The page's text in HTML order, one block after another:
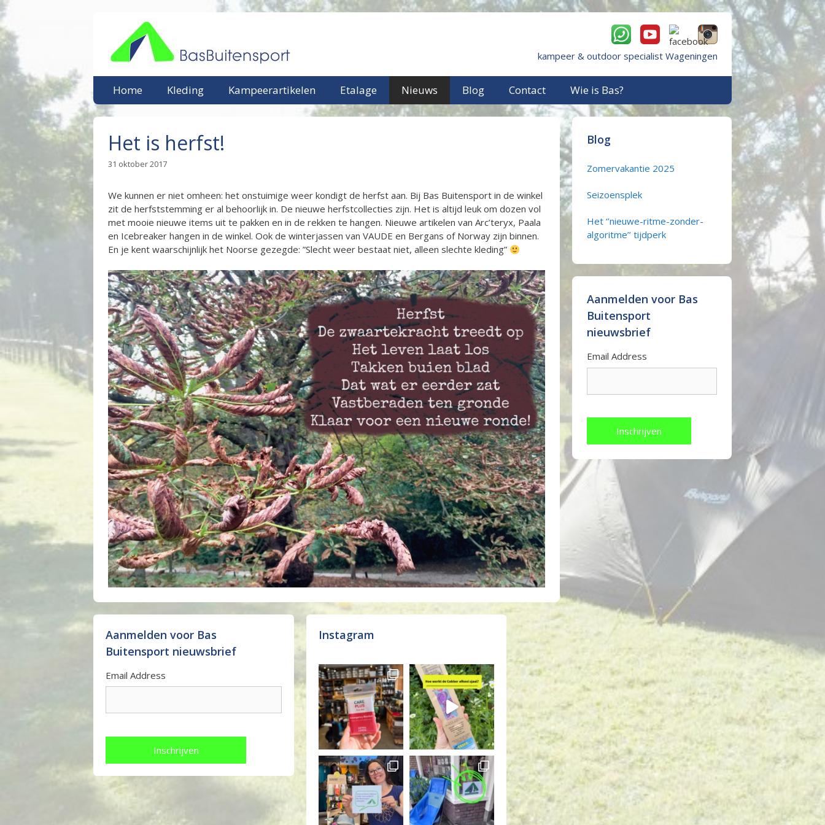
Ga
naar
de
inhoud
kampeer & outdoor specialist Wageningen
Home Kleding Kampeerartikelen Etalage Nieuws Blog Contact Wie is Bas?
Het is herfst!
31 oktober 2017
We kunnen er niet omheen: het onstuimige weer kondigt de herfst aan. Bij Bas Buitensport in de winkel
zit de herfststemming er al behoorlijk in. De nieuwe herfstcollecties zijn. Het is altijd leuk om dozen vol
met mooie nieuwe items uit te pakken en in de rekken te hangen. Nieuwe artikelen van Arc’teryx, Paala
en Icebreaker hangen in de winkel. Ook de winterjassen van VAUDE en Bergans of Norway zijn binnen.
En je kent waarschijnlijk het Noorse gezegde: ”Slecht weer bestaat niet, alleen slechte kleding”
Blog
Zomervakantie 2025
Seizoensplek
Het ‘’nieuwe-ritme-zonder-
algoritme’’ tijdperk
Aanmelden voor Bas
Buitensport
nieuwsbrief
Email Address
Aanmelden voor Bas
Buitensport nieuwsbrief
Email Address
Instagram